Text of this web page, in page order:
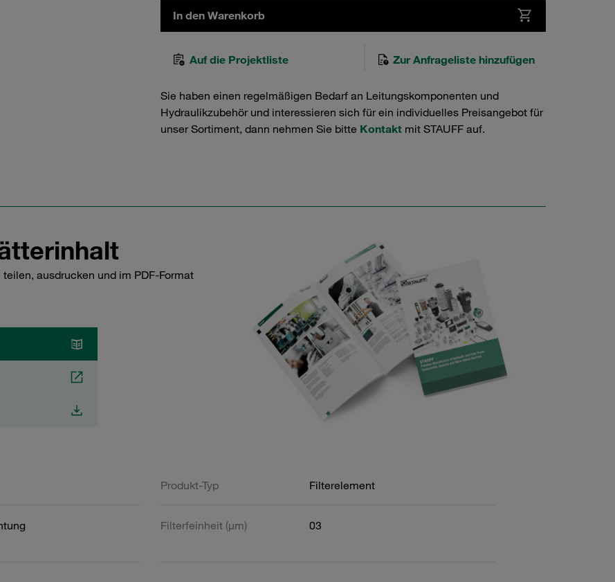
In den Warenkorb
Auf die Projektliste Zur Anfrageliste hinzufügen
Sie haben einen regelmäßigen Bedarf an Leitungskomponenten und
Hydraulikzubehör und interessieren sich für ein individuelles Preisangebot für
unser Sortiment, dann nehmen Sie bitte Kontakt mit STAUFF auf.
ausdrucken und im PDF-Format
Produkt-Typ Filterelement
Filterfeinheit (µm) 03